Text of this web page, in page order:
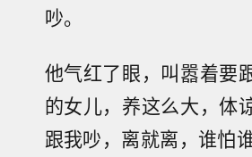
吵。
他气红了眼，叫嚣着要
的女儿，养这么大，体
跟我吵，离就离，谁怕